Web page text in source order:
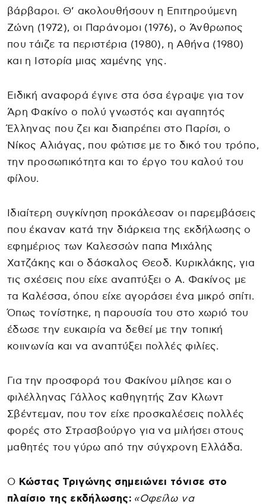
βάρβαροι. Θ’ ακολουθήσουν η Επιτηρούμενη
Ζώνη (1972), οι Παράνομοι (1976), ο Άνθρωπος
που τάιζε τα περιστέρια (1980), η Αθήνα (1980)
και η Ιστορία μιας χαμένης γης.
Ειδική αναφορά έγινε στα όσα έγραψε για τον
Άρη Φακίνο ο πολύ γνωστός και αγαπητός
Έλληνας που ζει και διαπρέπει στο Παρίσι, ο
Νίκος Αλιάγας, που φώτισε με το δικό του τρόπο,
την προσωπικότητα και το έργο του καλού του
φίλου.
Ιδιαίτερη συγκίνηση προκάλεσαν οι παρεμβάσεις
που έκαναν κατά την διάρκεια της εκδήλωσης ο
εφημέριος των Καλεσσών παπα Μιχάλης
Χατζάκης και ο δάσκαλος Θεοδ. Κυρικλάκης, για
τις σχέσεις που είχε αναπτύξει ο Α. Φακίνος με
τα Καλέσσα, όπου είχε αγοράσει ένα μικρό σπίτι.
Όπως τονίστηκε, η παρουσία του στο χωριό του
έδωσε την ευκαιρία να δεθεί με την τοπική
κοιινωνία και να αναπτύξει πολλές φιλίες.
Για την προσφορά του Φακίνου μίλησε και ο
φιλέλληνας Γάλλος καθηγητής Ζαν Κλωντ
Σβέντεμαν, που τον είχε προσκαλέσεις πολλές
φορές στο Στρασβούργο για να μιλήσει στους
μαθητές του γύρω από την σύγχρονη Ελλάδα.
Ο Κώστας Τριγώνης σημειώνει τόνισε στο
πλαίσιο της εκδήλωσης: «Οφείλω να